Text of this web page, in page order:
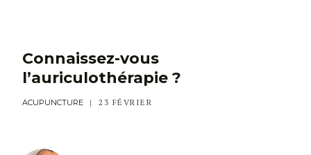
Connaissez-vous
l’auriculothérapie ?
ACUPUNCTURE 23 FÉVRIER